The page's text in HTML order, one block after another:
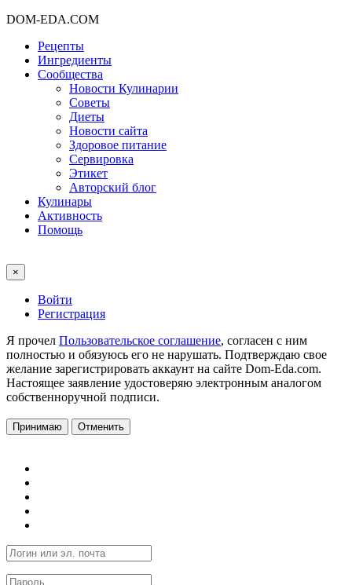
DOM-EDA.COM
Рецепты
Ингредиенты
Сообщества
Новости Кулинарии
Советы
Диеты
Новости сайта
Здоровое питание
Сервировка
Этикет
Авторский блог
Кулинары
Активность
Помощь
×
Войти
Регистрация
Я прочел Пользовательское соглашение, согласен с ним
полностью и обязуюсь его не нарушать. Подтверждаю свое
желание зарегистрировать аккаунт на сайте Dom-Eda.com.
Настоящее заявление удостоверяю электронным аналогом
собственноручной подписи.
Принимаю Отменить